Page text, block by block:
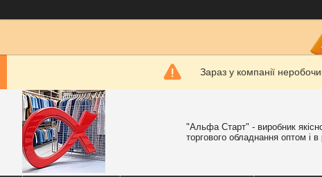
Зараз у компанії
"Альфа Старт" - виробник
торгового обладнання оптом і в